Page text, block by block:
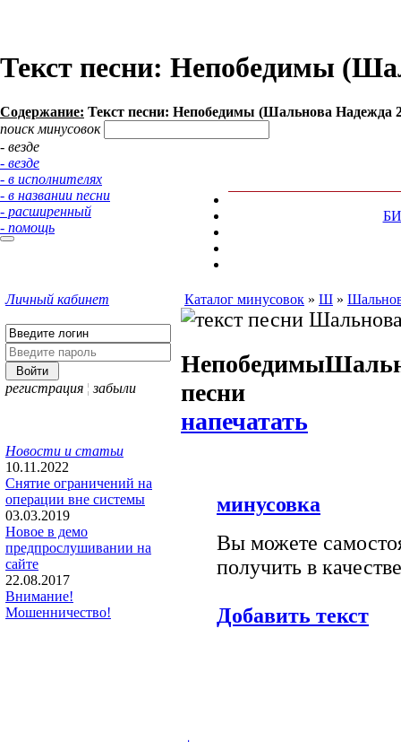
Текст песни: Непобедимы
Содержание: Текст песни: Непобедимы (Шальнова Надежда
поиск минусовок
- везде
- везде
- в исполнителях
- в названии песни
- расширенный
- помощь
Личный кабинет
регистрация ¦ забыли
Новости и статьи
10.11.2022
Снятие ограничений на
операции вне системы
03.03.2019
Новое в демо
предпрослушивании на
сайте
22.08.2017
Внимание!
Мошенничество!
Каталог минусовок » Ш »
Непобедимы
песни
напечатать
минусовка
Вы можете
получить в
Добавить текст